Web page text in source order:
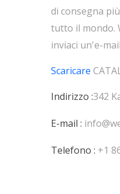
di consegna
tutto il mondo.
inviaci un'e-
Scaricare
Indirizzo :342
E-mail :
Telefono : +1